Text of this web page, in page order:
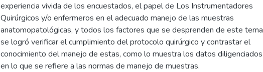
experiencia vivida de los encuestados, el papel de Los Instrumentadores
Quirúrgicos y/o enfermeros en el adecuado manejo de las muestras
anatomopatológicas, y todos los factores que se desprenden de este tema
se logró verificar el cumplimiento del protocolo quirúrgico y contrastar el
conocimiento del manejo de estas, como lo muestra los datos diligenciados
en lo que se refiere a las normas de manejo de muestras.